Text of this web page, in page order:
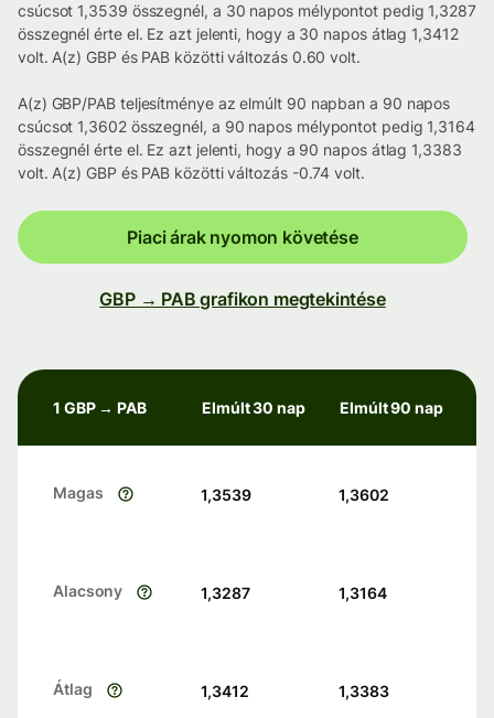
csúcsot 1,3539 összegnél, a 30 napos mélypontot pedig 1,3287
összegnél érte el. Ez azt jelenti, hogy a 30 napos átlag 1,3412
volt. A(z) GBP és PAB közötti változás 0.60 volt.
A(z) GBP/PAB teljesítménye az elmúlt 90 napban a 90 napos
csúcsot 1,3602 összegnél, a 90 napos mélypontot pedig 1,3164
összegnél érte el. Ez azt jelenti, hogy a 90 napos átlag 1,3383
volt. A(z) GBP és PAB közötti változás -0.74 volt.
Piaci árak nyomon követése
GBP → PAB grafikon megtekintése
1 GBP → PAB Elmúlt 30 nap Elmúlt 90 nap
Magas 1,3539 1,3602
Alacsony 1,3287 1,3164
Átlag 1,3412 1,3383